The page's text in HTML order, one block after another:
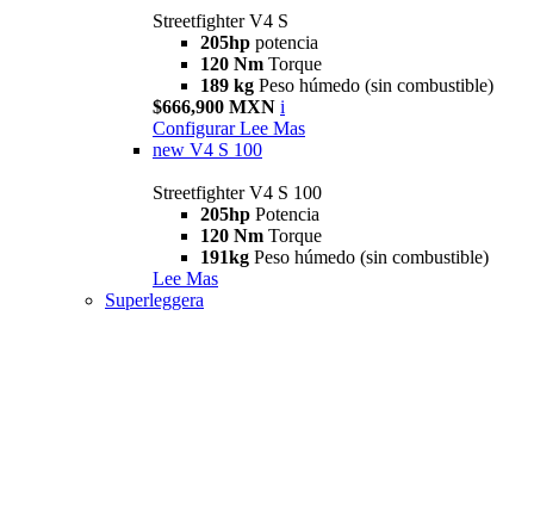
Streetfighter V4 S
205hp potencia
120 Nm Torque
189 kg Peso húmedo (sin combustible)
$666,900 MXN i
Configurar Lee Mas
new V4 S 100
Streetfighter V4 S 100
205hp Potencia
120 Nm Torque
191kg Peso húmedo (sin combustible)
Lee Mas
Superleggera